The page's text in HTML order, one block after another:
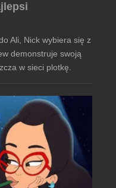
Ali, Nick wybiera się z
demonstruje swoją
w sieci plotkę.